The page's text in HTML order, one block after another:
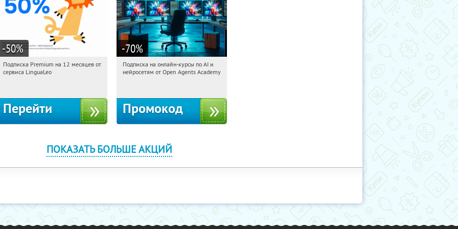
-50%
22:12:41
Получи первым!
Подписка Premium на 12 месяцев от
сервиса LinguaLeo
Перейти
-70%
22:12:41 Получили:
Подписка на онлайн-курсы по AI и
нейросетям от Open Agents Academy
Промокод
ПОКАЗАТЬ БОЛЬШЕ АКЦИЙ